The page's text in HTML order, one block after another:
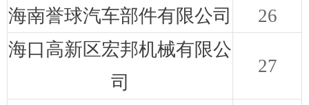
海南誉球汽车部件有限公司
26
海口高新区宏邦机械有限公
司
27